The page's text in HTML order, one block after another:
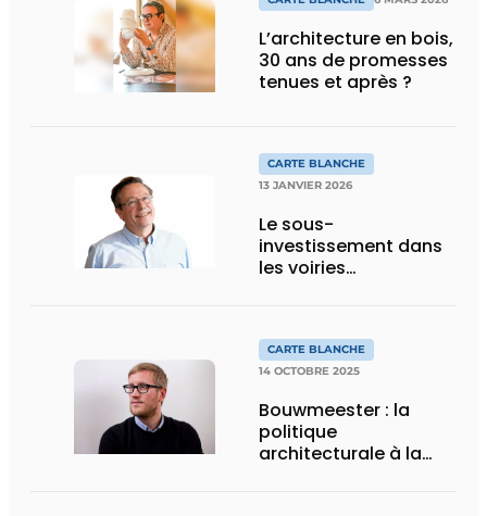
L’architecture en bois,
30 ans de promesses
tenues et après ?
CARTE BLANCHE
13 JANVIER 2026
Le sous-
investissement dans
les voiries
CARTE BLANCHE
14 OCTOBRE 2025
Bouwmeester : la
politique
architecturale à la